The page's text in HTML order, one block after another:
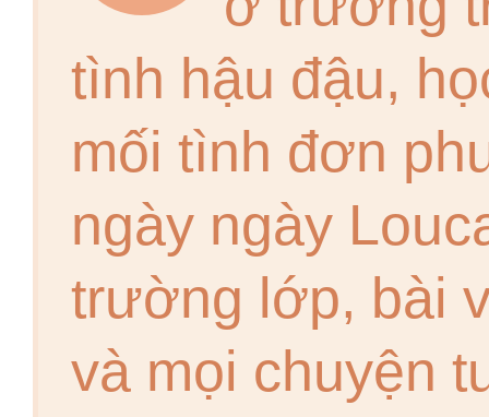
tình hậu đậu,
mối tình đơn
ngày ngày
trường lớp, bài
và mọi chuyện